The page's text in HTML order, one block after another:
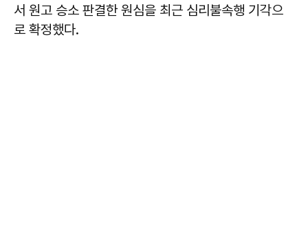
서 원고 승소 판결한 원심을 최근 심리불속행 기각으
로 확정했다.